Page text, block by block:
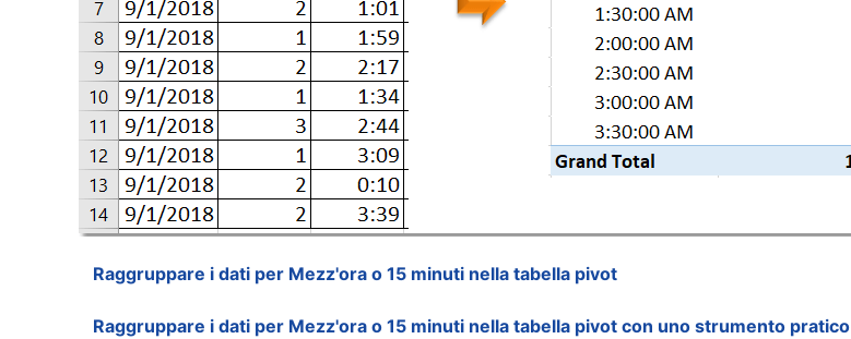
Raggruppare i dati per Mezz'ora o 15 minuti nella tabella pivot
Raggruppare i dati per Mezz'ora o 15 minuti nella tabella pivot con uno strumento pratico